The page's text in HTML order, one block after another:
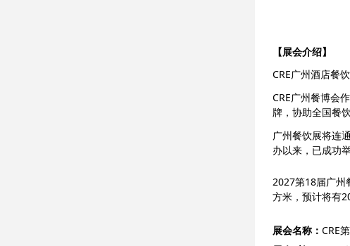
【展会介绍】
CRE广州酒店餐
CRE广州餐博会
牌，协助全国餐
广州餐饮展将连
办以来，已成功
2027第18届广州
方米，预计将有
展会名称： CRE